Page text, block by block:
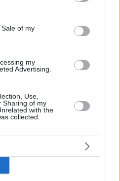
and its third-party tags to
purposes in below Google
of my
my
Advertising.
Use,
Sharing of my
with the
collected.
Βαγγέλη
της
σε
σιγά
από τη